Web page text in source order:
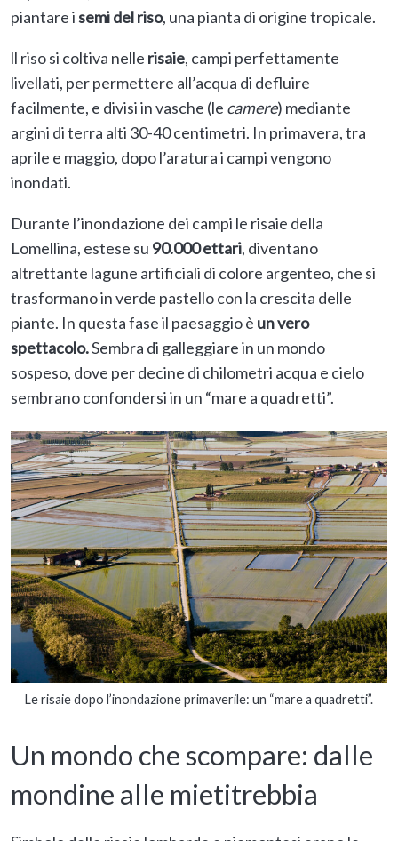
piantare isemi delriso, una pianta di origine tropicale.
ll riso si coltiva nelle risaie, campi perfettamente
livellati, per permettere all’acqua di defluire
facilmente, e divisi in vasche (le camere) mediante
argini di terra alti 30-40 centimetri. In primavera, tra
aprile e maggio, dopo l’aratura i campi vengono
inondati.
Durante l’inondazione dei campi le risaie della
Lomellina, estese su 90.000 ettari, diventano
altrettante lagune artificiali di colore argenteo, che si
trasformano in verde pastello con la crescita delle
piante. In questa fase il paesaggio è unvero
spettacolo.Sembra di galleggiare in un mondo
sospeso, dove per decine di chilometri acqua e cielo
sembrano confondersi in un “mare a quadretti”.
Le risaie dopo l’inondazione primaverile: un “mare a quadretti”.
Un mondo che scompare: dalle
mondine alle mietitrebbia